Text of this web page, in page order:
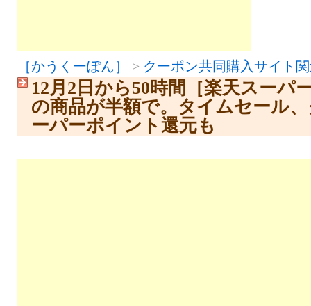
［かうくーぽん］ > クーポン共同購入サイト
12月2日から50時間［楽天スーパ
の商品が半額で。タイムセール
ーパーポイント還元も